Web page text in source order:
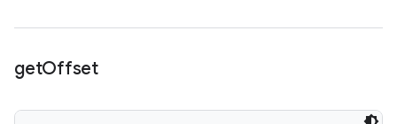
getOffset